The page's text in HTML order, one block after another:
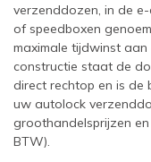
verzenddozen, in de
of speedboxen
maximale tijdwinst aan
constructie staat de
direct rechtop en is de
uw autolock
groothandelsprijzen
BTW).